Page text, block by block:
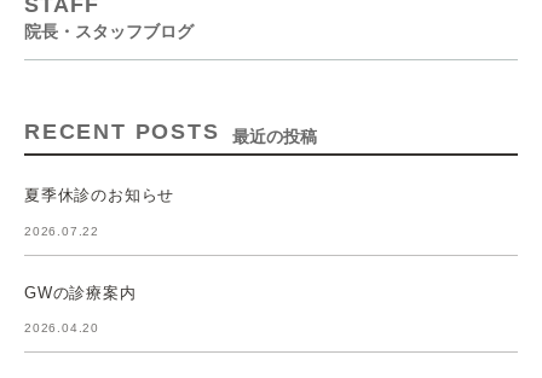
院長・スタッフブログ
RECENT POSTS 最近の投稿
夏季休診のお知らせ
2026.07.22
GWの診療案内
2026.04.20